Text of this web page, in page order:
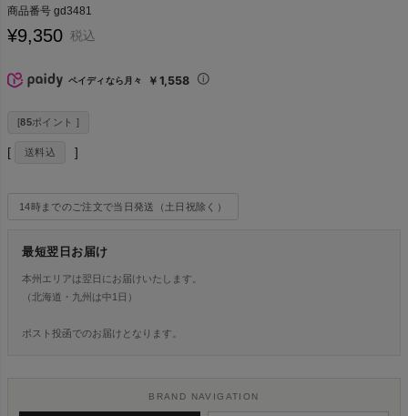
商品番号 gd3481
¥9,350 税込
ペイディなら月々 ￥1,558
[85ポイント ]
送料込
14時までのご注文で当日発送（土日祝除く）
最短翌日お届け
本州エリアは翌日にお届けいたします。
（北海道・九州は中1日）
ポスト投函でのお届けとなります。
BRAND NAVIGATION